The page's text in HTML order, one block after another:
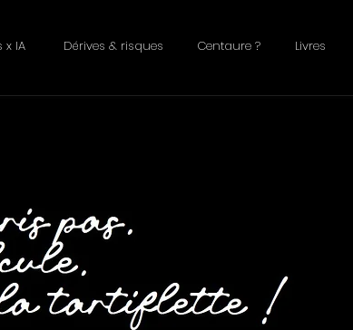
x IA Dérives & risques Centaure ? Livres